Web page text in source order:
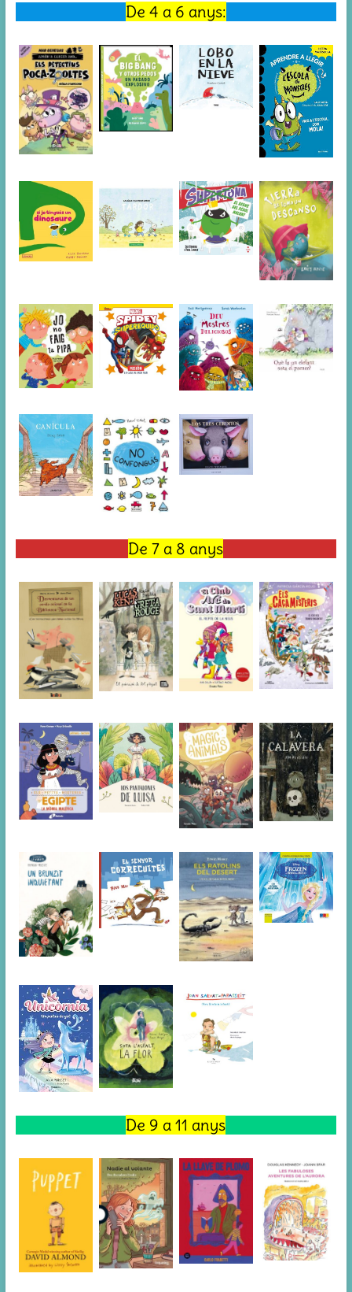
De 4 a 6 anys:
De 7 a 8 anys
De 9 a 11 anys